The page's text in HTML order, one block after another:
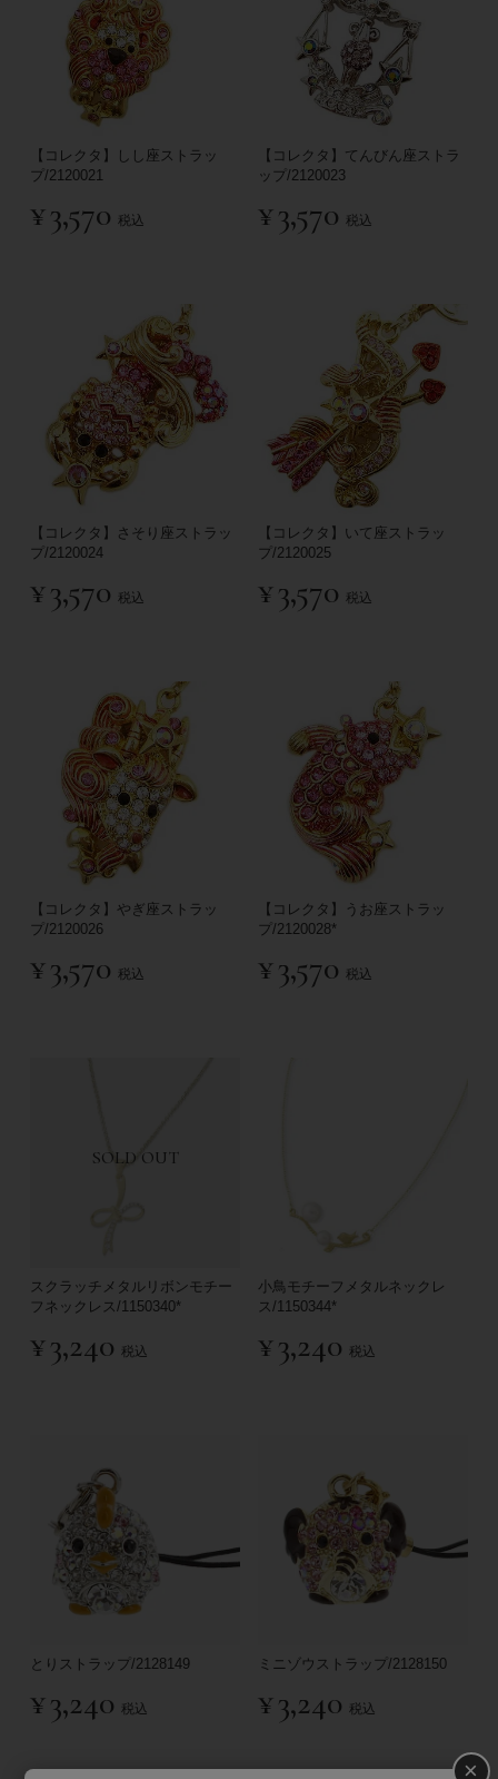
【コレクタ】しし座ストラッ
プ/2120021
¥3,570 税込
【コレクタ】てんびん座ストラ
ップ/2120023
¥3,570 税込
【コレクタ】さそり座ストラッ
プ/2120024
¥3,570 税込
【コレクタ】いて座ストラッ
プ/2120025
¥3,570 税込
【コレクタ】やぎ座ストラッ
プ/2120026
¥3,570 税込
【コレクタ】うお座ストラッ
プ/2120028*
¥3,570 税込
SOLD OUT
スクラッチメタルリボンモチー
フネックレス/1150340*
¥3,240 税込
小鳥モチーフメタルネックレ
ス/1150344*
¥3,240 税込
とりストラップ/2128149
¥3,240 税込
ミニゾウストラップ/2128150
¥3,240 税込
×